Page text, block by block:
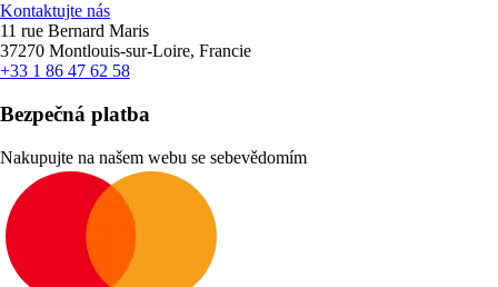
Kontaktujte nás
11 rue Bernard Maris
37270 Montlouis-sur-Loire, Francie
+33 1 86 47 62 58
Bezpečná platba
Nakupujte na našem webu se sebevědomím